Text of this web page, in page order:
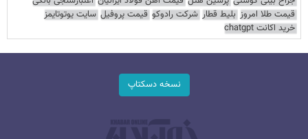
قیمت طلا امروز بلیط قطار شرکت رادوکو قیمت پروفیل سایت یوتوتایمز
خرید اکانت chatgpt
نسخه دسکتاپ